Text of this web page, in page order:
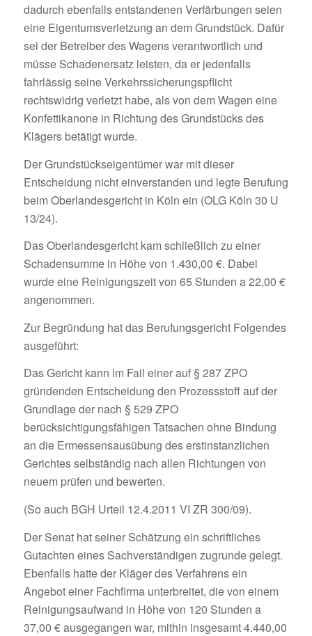
dadurch ebenfalls entstandenen Verfärbungen seien
eine Eigentumsverletzung an dem Grundstück. Dafür
sei der Betreiber des Wagens verantwortlich und
müsse Schadenersatz leisten, da er jedenfalls
fahrlässig seine Verkehrssicherungspflicht
rechtswidrig verletzt habe, als von dem Wagen eine
Konfettikanone in Richtung des Grundstücks des
Klägers betätigt wurde.
Der Grundstückseigentümer war mit dieser
Entscheidung nicht einverstanden und legte Berufung
beim Oberlandesgericht in Köln ein (OLG Köln 30 U
13/24).
Das Oberlandesgericht kam schließlich zu einer
Schadensumme in Höhe von 1.430,00 €. Dabei
wurde eine Reinigungszeit von 65 Stunden a 22,00 €
angenommen.
Zur Begründung hat das Berufungsgericht Folgendes
ausgeführt:
Das Gericht kann im Fall einer auf § 287 ZPO
gründenden Entscheidung den Prozessstoff auf der
Grundlage der nach § 529 ZPO
berücksichtigungsfähigen Tatsachen ohne Bindung
an die Ermessensausübung des erstinstanzlichen
Gerichtes selbständig nach allen Richtungen von
neuem prüfen und bewerten.
(So auch BGH Urteil 12.4.2011 VI ZR 300/09).
Der Senat hat seiner Schätzung ein schriftliches
Gutachten eines Sachverständigen zugrunde gelegt.
Ebenfalls hatte der Kläger des Verfahrens ein
Angebot einer Fachfirma unterbreitet, die von einem
Reinigungsaufwand in Höhe von 120 Stunden a
37,00 € ausgegangen war, mithin insgesamt 4.440,00